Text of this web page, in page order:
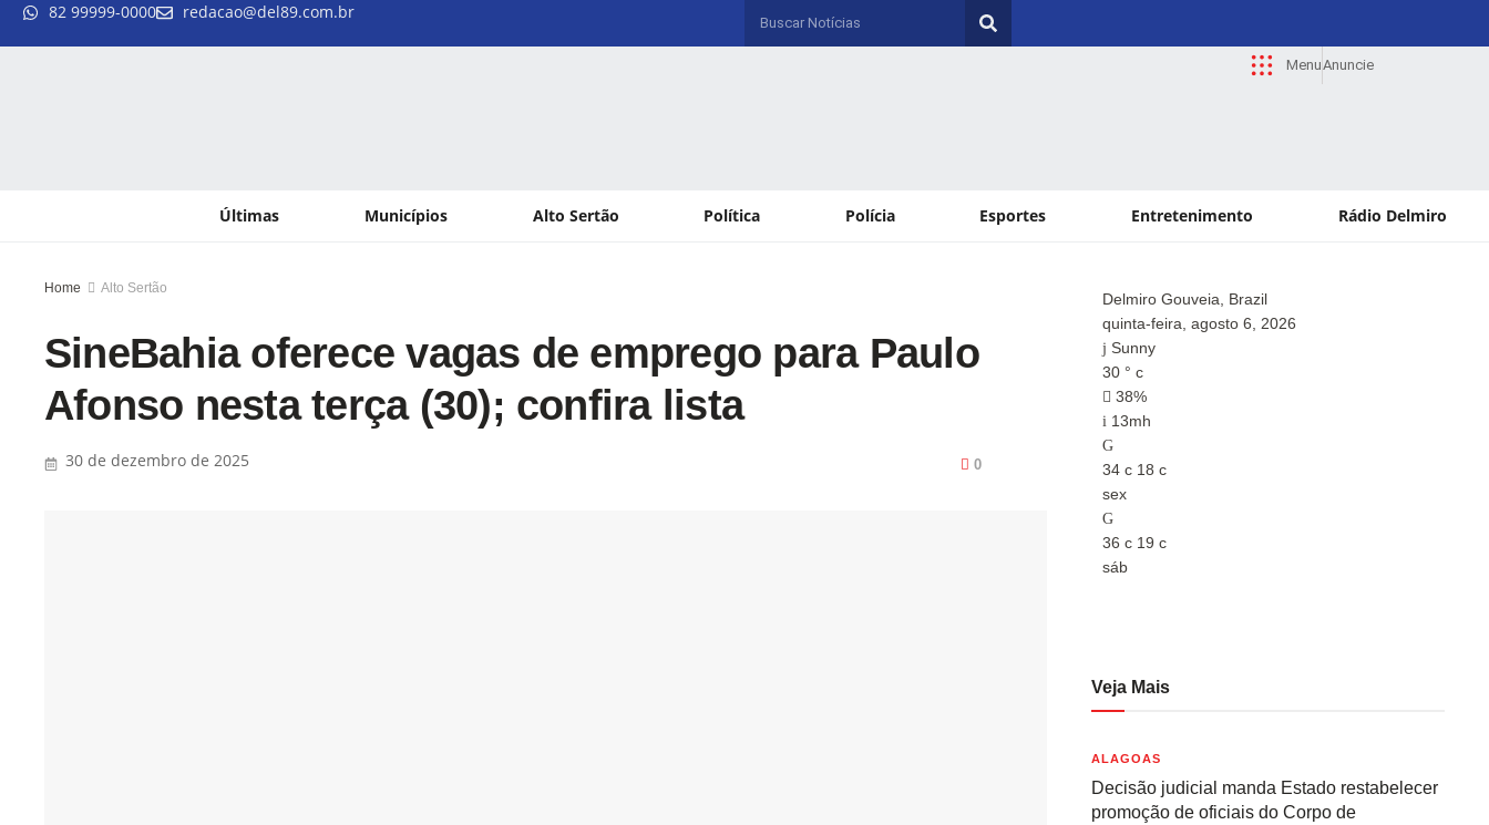
82 99999-0000 redacao@del89.com.br
MenuAnuncie
Últimas Municípios Alto Sertão Política Polícia Esportes Entretenimento Rádio Delmiro
Home Alto Sertão
SineBahia oferece vagas de emprego para Paulo
Afonso nesta terça (30); confira lista
30 de dezembro de 2025 0
Delmiro Gouveia, Brazil
quinta-feira, agosto 6, 2026
Sunny
30 ° c
38%
13mh
34 c 18 c
sex
36 c 19 c
sáb
Veja Mais
ALAGOAS
Decisão judicial manda Estado restabelecer
promoção de oficiais do Corpo de